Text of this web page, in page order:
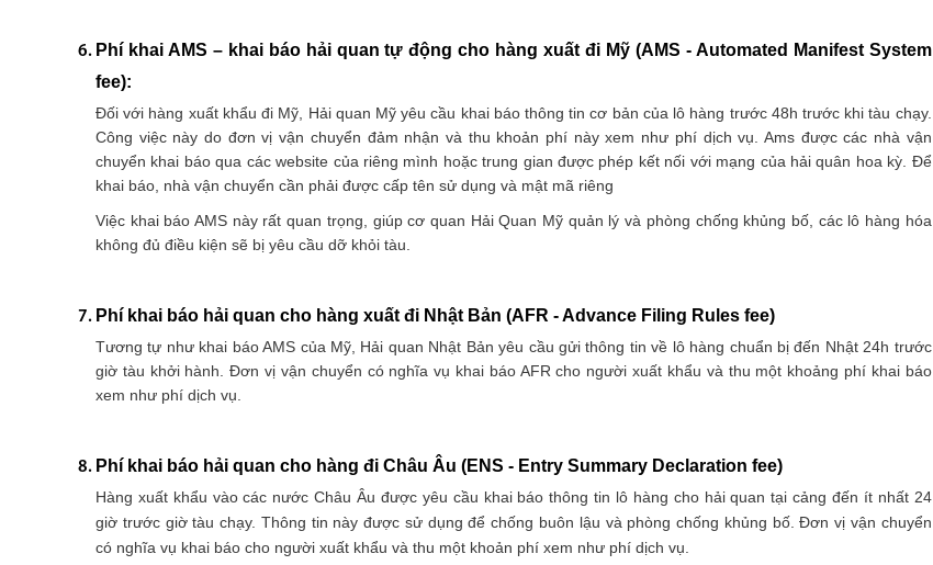
Phí khai AMS – khai báo hải quan tự động cho hàng xuất đi Mỹ (AMS - Automated Manifest System
fee):
Đối với hàng xuất khẩu đi Mỹ, Hải quan Mỹ yêu cầu khai báo thông tin cơ bản của lô hàng trước 48h trước khi tàu chạy.
Công việc này do đơn vị vận chuyển đảm nhận và thu khoản phí này xem như phí dịch vụ. Ams được các nhà vận
chuyển khai báo qua các website của riêng mình hoặc trung gian được phép kết nối với mạng của hải quân hoa kỳ. Để
khai báo, nhà vận chuyển cần phải được cấp tên sử dụng và mật mã riêng
Việc khai báo AMS này rất quan trọng, giúp cơ quan Hải Quan Mỹ quản lý và phòng chống khủng bố, các lô hàng hóa
không đủ điều kiện sẽ bị yêu cầu dỡ khỏi tàu.
Phí khai báo hải quan cho hàng xuất đi Nhật Bản (AFR - Advance Filing Rules fee)
Tương tự như khai báo AMS của Mỹ, Hải quan Nhật Bản yêu cầu gửi thông tin về lô hàng chuẩn bị đến Nhật 24h trước
giờ tàu khởi hành. Đơn vị vận chuyển có nghĩa vụ khai báo AFR cho người xuất khẩu và thu một khoảng phí khai báo
xem như phí dịch vụ.
Phí khai báo hải quan cho hàng đi Châu Âu (ENS - Entry Summary Declaration fee)
Hàng xuất khẩu vào các nước Châu Âu được yêu cầu khai báo thông tin lô hàng cho hải quan tại cảng đến ít nhất 24
giờ trước giờ tàu chạy. Thông tin này được sử dụng để chống buôn lậu và phòng chống khủng bố. Đơn vị vận chuyển
có nghĩa vụ khai báo cho người xuất khẩu và thu một khoản phí xem như phí dịch vụ.